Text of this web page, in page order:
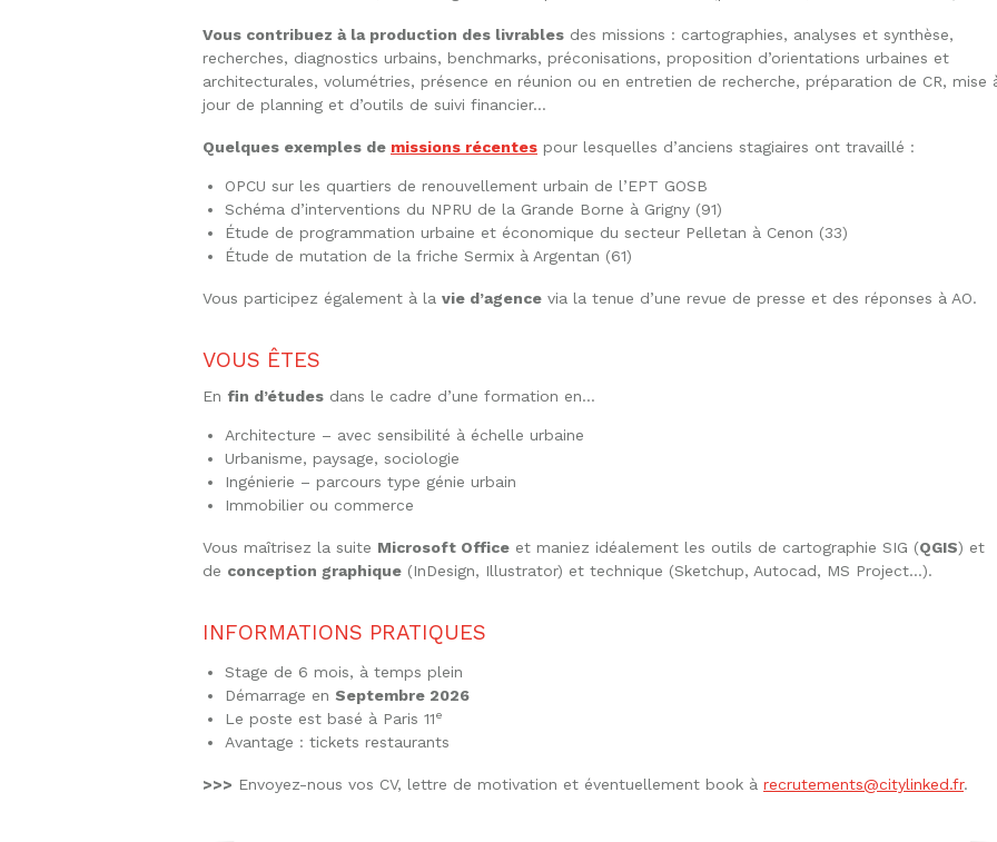
Vous contribuez à la production des livrables des missions : cartographies, analyses et synthèse,
recherches, diagnostics urbains, benchmarks, préconisations, proposition d’orientations urbaines et
architecturales, volumétries, présence en réunion ou en entretien de recherche, préparation de CR, mise
jour de planning et d’outils de suivi financier…
Quelques exemples de missions récentes pour lesquelles d’anciens stagiaires ont travaillé :
OPCU sur les quartiers de renouvellement urbain de l’EPT GOSB
Schéma d’interventions du NPRU de la Grande Borne à Grigny (91)
Étude de programmation urbaine et économique du secteur Pelletan à Cenon (33)
Étude de mutation de la friche Sermix à Argentan (61)
Vous participez également à la vie d’agence via la tenue d’une revue de presse et des réponses à AO.
VOUS ÊTES
En fin d’études dans le cadre d’une formation en…
Architecture – avec sensibilité à échelle urbaine
Urbanisme, paysage, sociologie
Ingénierie – parcours type génie urbain
Immobilier ou commerce
Vous maîtrisez la suite Microsoft Office et maniez idéalement les outils de cartographie SIG (QGIS) et
de conception graphique (InDesign, Illustrator) et technique (Sketchup, Autocad, MS Project…).
INFORMATIONS PRATIQUES
Stage de 6 mois, à temps plein
Démarrage en Septembre 2026
Le poste est basé à Paris 11e
Avantage : tickets restaurants
>>> Envoyez-nous vos CV, lettre de motivation et éventuellement book à recrutements@citylinked.fr.